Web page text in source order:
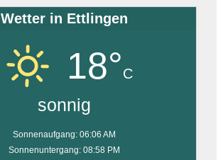
Wetter in Ettlingen
18°C
sonnig
Sonnenaufgang: 06:06 AM
Sonnenuntergang: 08:58 PM